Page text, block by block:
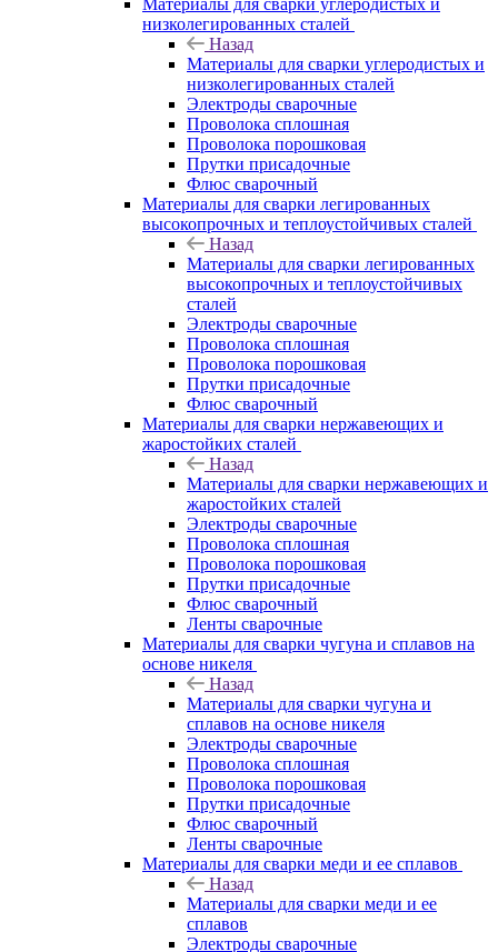
Материалы для сварки углеродистых и
низколегированных сталей
Назад
Материалы для сварки углеродистых и
низколегированных сталей
Электроды сварочные
Проволока сплошная
Проволока порошковая
Прутки присадочные
Флюс сварочный
Материалы для сварки легированных
высокопрочных и теплоустойчивых сталей
Назад
Материалы для сварки легированных
высокопрочных и теплоустойчивых
сталей
Электроды сварочные
Проволока сплошная
Проволока порошковая
Прутки присадочные
Флюс сварочный
Материалы для сварки нержавеющих и
жаростойких сталей
Назад
Материалы для сварки нержавеющих и
жаростойких сталей
Электроды сварочные
Проволока сплошная
Проволока порошковая
Прутки присадочные
Флюс сварочный
Ленты сварочные
Материалы для сварки чугуна и сплавов на
основе никеля
Назад
Материалы для сварки чугуна и
сплавов на основе никеля
Электроды сварочные
Проволока сплошная
Проволока порошковая
Прутки присадочные
Флюс сварочный
Ленты сварочные
Материалы для сварки меди и ее сплавов
Назад
Материалы для сварки меди и ее
сплавов
Электроды сварочные